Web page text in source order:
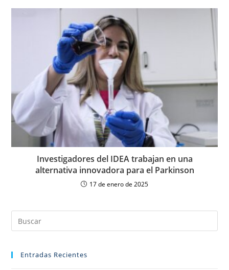
Investigadores del IDEA trabajan en una
alternativa innovadora para el Parkinson
17 de enero de 2025
Entradas Recientes